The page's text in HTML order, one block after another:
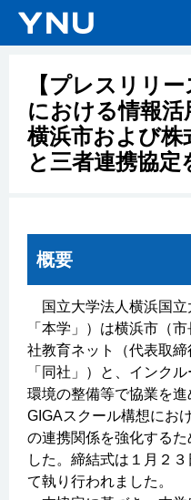
【プレスリリ
における情報
横浜市および株
と三者連携協定
概要
国立大学法人横浜国立
「本学」）は横浜市（
社教育ネット（代表取
「同社」）と、インク
環境の整備等で協業を進
GIGAスクール構想にお
の連携関係を強化する
した。締結式は１月２
て執り行われました。